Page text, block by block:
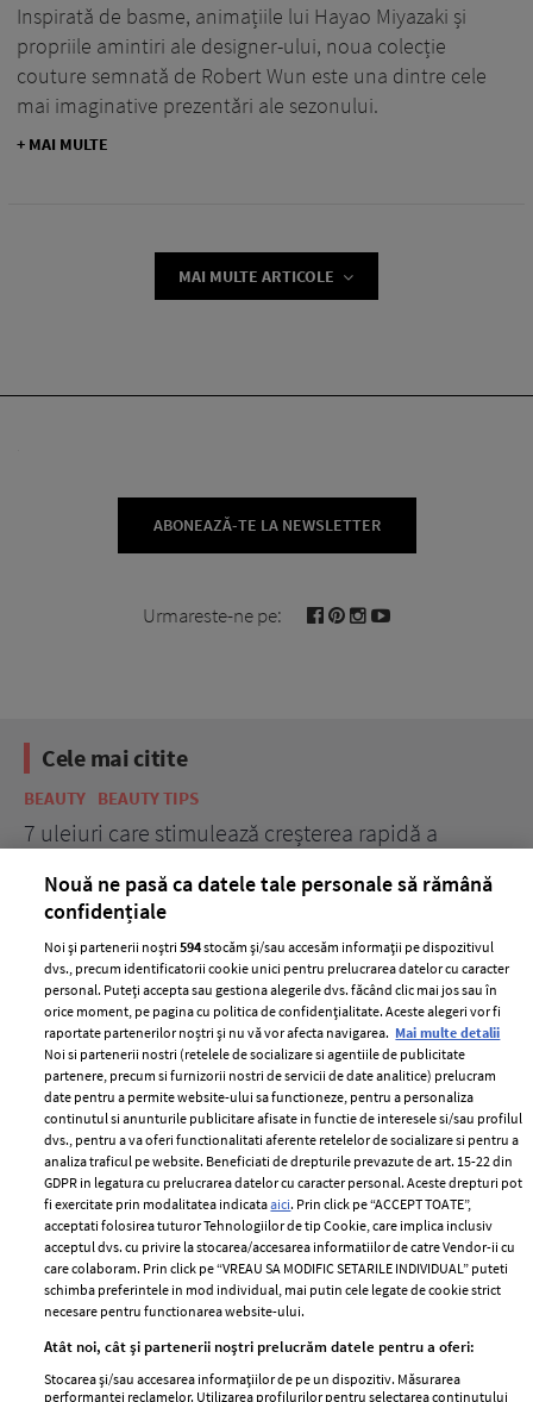
Inspirată de basme, animațiile lui Hayao Miyazaki și
propriile amintiri ale designer-ului, noua colecție
couture semnată de Robert Wun este una dintre cele
mai imaginative prezentări ale sezonului.
+ MAI MULTE
MAI MULTE ARTICOLE
ABONEAZĂ-TE LA NEWSLETTER
Urmareste-ne pe:
Cele mai citite
BEAUTY BEAUTY TIPS
7 uleiuri care stimulează creșterea rapidă a
ELLE Style Awards
2024
Despre ELLE
Romania
Contact
Abonamente
Termeni si conditii
Politica de
confidențialitate
Politica de cookies
Publicitate
GSP
femei
Viva
Nouă ne pasă ca datele tale personale să rămână
confidențiale
Noi și partenerii noștri594stocăm și/sau accesăm informații pe dispozitivul
dvs., precum identificatorii cookie unici pentru prelucrarea datelor cu caracter
personal. Puteți accepta sau gestiona alegerile dvs. făcând clic mai jos sau în
orice moment, pe pagina cu politica de confidențialitate. Aceste alegeri vor fi
raportate partenerilor noștri și nu vă vor afecta navigarea. Mai multe detalii
Noi si partenerii nostri (retelele de socializare si agentiile de publicitate
partenere, precum si furnizorii nostri de servicii de date analitice) prelucram
date pentru a permite website-ului sa functioneze, pentru a personaliza
continutul si anunturile publicitare afisate in functie de interesele si/sau profilul
dvs., pentru a va oferi functionalitati aferente retelelor de socializare si pentru a
analiza traficul pe website. Beneficiati de drepturile prevazute de art. 15-22 din
GDPR in legatura cu prelucrarea datelor cu caracter personal. Aceste drepturi pot
fi exercitate prin modalitatea indicataaici. Prin click pe “ACCEPT TOATE”,
acceptati folosirea tuturor Tehnologiilor de tip Cookie, care implica inclusiv
acceptul dvs. cu privire la stocarea/accesarea informatiilor de catre Vendor-ii cu
care colaboram. Prin click pe “VREAU SA MODIFIC SETARILE INDIVIDUAL” puteti
schimba preferintele in mod individual, mai putin cele legate de cookie strict
necesare pentru functionarea website-ului.
Atât noi, cât și partenerii noștri prelucrăm datele pentru a oferi:
Stocarea și/sau accesarea informațiilor de pe un dispozitiv. Măsurarea
performanței reclamelor. Utilizarea profilurilor pentru selectarea conținutului